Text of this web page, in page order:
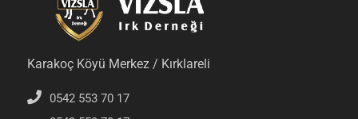
Karakoç Köyü Merkez / Kırklareli
0542 553 70 17